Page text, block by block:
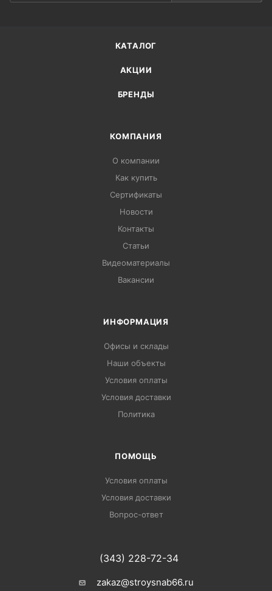
КАТАЛОГ
АКЦИИ
БРЕНДЫ
КОМПАНИЯ
О компании
Как купить
Сертификаты
Новости
Контакты
Статьи
Видеоматериалы
Вакансии
ИНФОРМАЦИЯ
Офисы и склады
Наши объекты
Условия оплаты
Условия доставки
Политика
ПОМОЩЬ
Условия оплаты
Условия доставки
Вопрос-ответ
(343) 228-72-34
zakaz@stroysnab66.ru